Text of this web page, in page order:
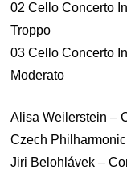
02 Cello Concerto
Troppo
03 Cello Concerto
Moderato
Alisa Weilerstein –
Czech
Jiri Belohlávek –